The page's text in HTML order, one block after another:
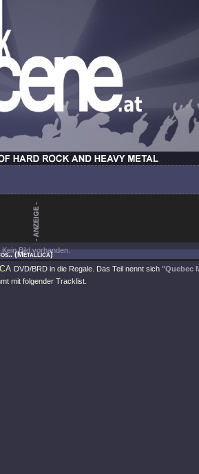
Kein Bild vorhanden.
(Metallica)
DVD/BRD in die Regale. Das Teil nennt sich "Quebec
mit folgender Tracklist.